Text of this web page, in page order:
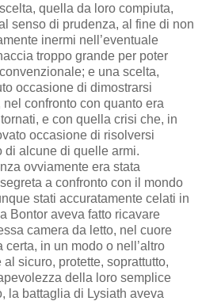
quella da loro compiuta,
senso di prudenza, al fine di non
inermi nell’eventuale
troppo grande per poter
e una scelta,
occasione di dimostrarsi
confronto con quanto era
e con quella crisi che, in
occasione di risolversi
di alcune di quelle armi.
ovviamente era stata
a confronto con il mondo
stati accuratamente celati in
Bontor aveva fatto ricavare
camera da letto, nel cuore
in un modo o nell’altro
sicuro, protette, soprattutto,
della loro semplice
la battaglia di Lysiath aveva